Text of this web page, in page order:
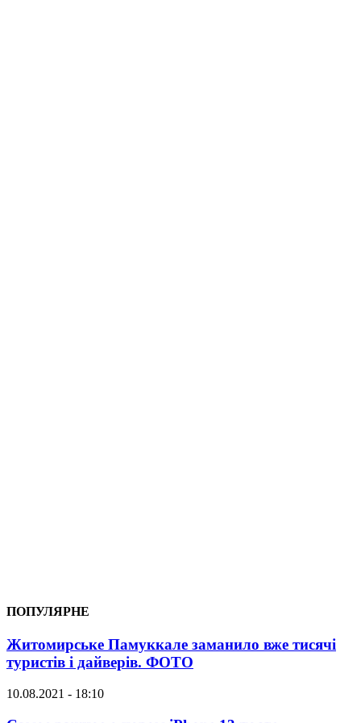
ПОПУЛЯРНЕ
Житомирське Памуккале заманило вже тисячі
туристів і дайверів. ФОТО
10.08.2021 - 18:10